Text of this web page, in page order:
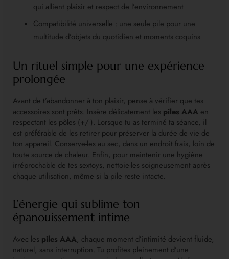
qui allient plaisir et respect de l’environnement
Compatibilité universelle : une seule pile pour une
multitude d’objets du quotidien et moments coquins
Un rituel simple pour une expérience
prolongée
Avant de t’abandonner à ton plaisir, pense à vérifier que tes
accessoires sont prêts. Insère délicatement les piles AAA en
respectant les pôles (+/-). Lorsque tu as terminé ta séance, il
est préférable de les retirer pour préserver la durée de vie de
ton appareil. Conserve-les au sec, dans un endroit frais, loin de
toute source de chaleur. Enfin, pour maintenir une hygiène
irréprochable de tes sextoys, nettoie-les soigneusement après
chaque utilisation, même si la pile reste intacte.
L’énergie qui sublime ton
épanouissement intime
Avec les piles AAA, chaque moment d’intimité devient fluide,
naturel, sans interruption. Tu profites pleinement d’une